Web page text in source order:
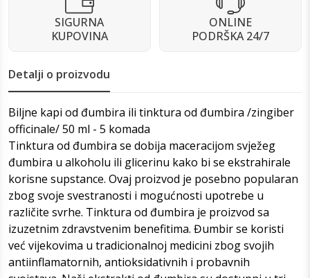
SIGURNA
KUPOVINA
ONLINE
PODRŠKA 24/7
Detalji o proizvodu
Biljne kapi od đumbira ili tinktura od đumbira /zingiber
officinale/ 50 ml - 5 komada
Tinktura od đumbira se dobija maceracijom svježeg
đumbira u alkoholu ili glicerinu kako bi se ekstrahirale
korisne supstance. Ovaj proizvod je posebno popularan
zbog svoje svestranosti i mogućnosti upotrebe u
različite svrhe. Tinktura od đumbira je proizvod sa
izuzetnim zdravstvenim benefitima. Đumbir se koristi
već vijekovima u tradicionalnoj medicini zbog svojih
antiinflamatornih, antioksidativnih i probavnih